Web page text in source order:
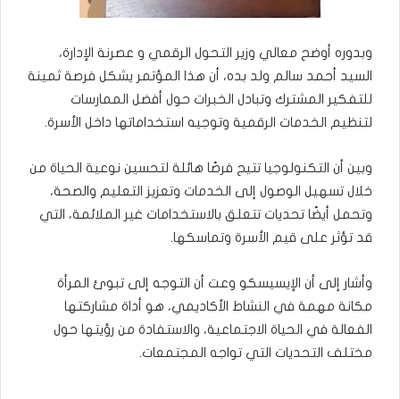
وبدوره أوضح معالي وزير التحول الرقمي و عصرنة الإدارة،
السيد أحمد سالم ولد بده، أن هذا المؤتمر يشكل فرصة ثمينة
للتفكير المشترك وتبادل الخبرات حول أفضل الممارسات
لتنظيم الخدمات الرقمية وتوجيه استخداماتها داخل الأسرة.
وبين أن التكنولوجيا تتيح فرصًا هائلة لتحسين نوعية الحياة من
خلال تسهيل الوصول إلى الخدمات وتعزيز التعليم والصحة،
وتحمل أيضًا تحديات تتعلق بالاستخدامات غير الملائمة، التي
قد تؤثر على قيم الأسرة وتماسكها.
وأشار إلى أن الإيسيسكو وعت أن التوجه إلى تبوئ المرأة
مكانة مهمة في النشاط الأكاديمي، هو أداة مشاركتها
الفعالة في الحياة الاجتماعية، والاستفادة من رؤيتها حول
مختلف التحديات التي تواجه المجتمعات.